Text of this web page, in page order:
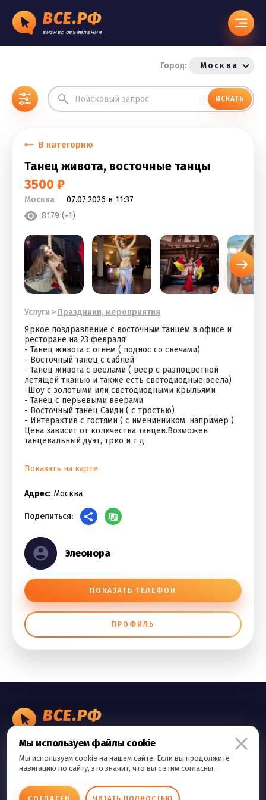
ВСЕ.РФ
БИЗНЕС ОБЪЯВЛЕНИЯ
Город: Москва
ИСКАТЬ
В категорию
Танец живота, восточные танцы
3500 ₽
Москва
07.07.2026 в 11:37
8179 (+1)
Услуги > Праздники, мероприятия
Яркое поздравление с восточным танцем в офисе и
ресторане на 23 февраля!
- Танец живота с огнем ( поднос со свечами)
- Восточный танец с саблей
- Танец живота с веелами ( веер с разноцветной
летящей тканью и также есть светодиодные веела)
-Шоу с золотыми или светодиодными крыльями
- Танец с перьевыми веерами
- Восточный танец Саиди ( с тростью)
- Интерактив с гостями ( с именинником, например )
Цена зависит от количества танцев.Возможен
танцевальный дуэт, трио и т д
Показать на карте
Адрес: Москва
Поделиться:
Элеонора
ПОКАЗАТЬ ТЕЛЕФОН
ПРОФИЛЬ
ВСЕ.РФ
Правила сервиса
Политика конфиденциальности
Мы используем файлы cookie
Мы используем cookie на нашем сайте. Если вы продолжите
навигацию по сайту, это значит, что вы с этим согласны.